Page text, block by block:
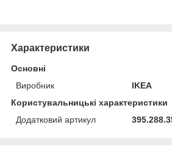
Характеристики
Основні
Виробник
IKEA
Користувальницькі характеристики
Додатковий артикул